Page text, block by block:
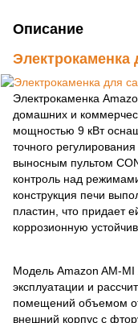
Описание
Электрокаменка
Электрокаменка
домашних и
мощностью 9 кВт
точного
выносным пультом
контроль над
конструкция печи
пластин, что придает
коррозионную
Модель Amazon AM-MI
эксплуатации и
помещений объемом
внешний корпус с